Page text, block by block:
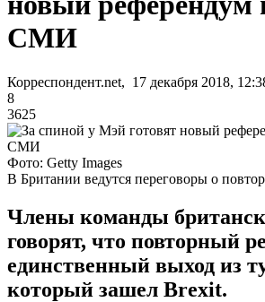
СМИ
Корреспондент.net, 17 декабря 2018,
8
3625
Фото: Getty Images
В Британии ведутся переговоры о
Члены команды
говорят, что повторный
единственный выход из
который зашел Brexit.